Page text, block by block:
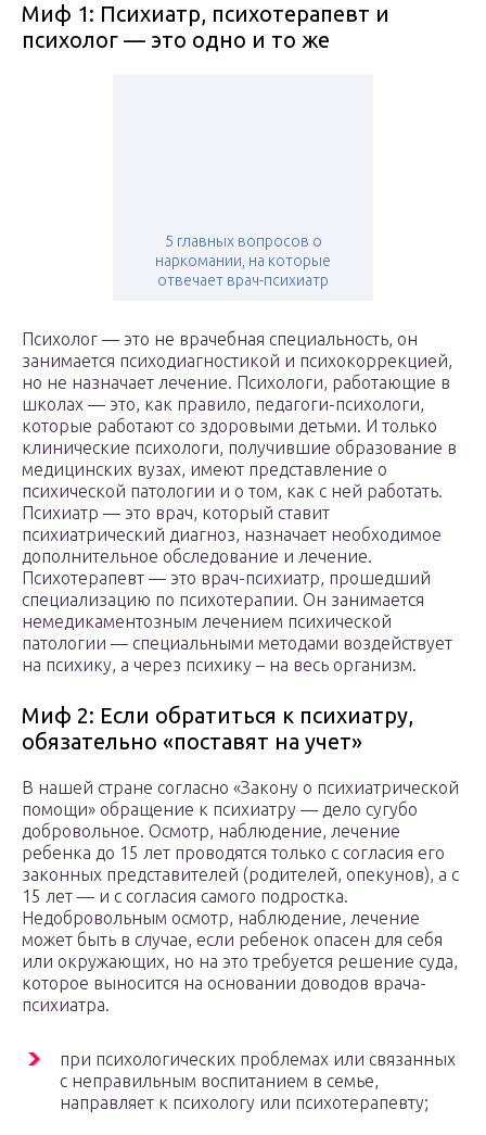
Миф 1: Психиатр, психотерапевт и
психолог — это одно и то же
5 главных вопросов о
наркомании, на которые
отвечает врач-психиатр
Психолог — это не врачебная специальность, он
занимается психодиагностикой и психокоррекцией,
но не назначает лечение. Психологи, работающие в
школах — это, как правило, педагоги-психологи,
которые работают со здоровыми детьми. И только
клинические психологи, получившие образование в
медицинских вузах, имеют представление о
психической патологии и о том, как с ней работать.
Психиатр — это врач, который ставит
психиатрический диагноз, назначает необходимое
дополнительное обследование и лечение.
Психотерапевт — это врач-психиатр, прошедший
специализацию по психотерапии. Он занимается
немедикаментозным лечением психической
патологии — специальными методами воздействует
на психику, а через психику – на весь организм.
Миф 2: Если обратиться к психиатру,
обязательно «поставят на учет»
В нашей стране согласно «Закону о психиатрической
помощи» обращение к психиатру — дело сугубо
добровольное. Осмотр, наблюдение, лечение
ребенка до 15 лет проводятся только с согласия его
законных представителей (родителей, опекунов), а с
15 лет — и с согласия самого подростка.
Недобровольным осмотр, наблюдение, лечение
может быть в случае, если ребенок опасен для себя
или окружающих, но на это требуется решение суда,
которое выносится на основании доводов врача-
психиатра.
при психологических проблемах или связанных
с неправильным воспитанием в семье,
направляет к психологу или психотерапевту;